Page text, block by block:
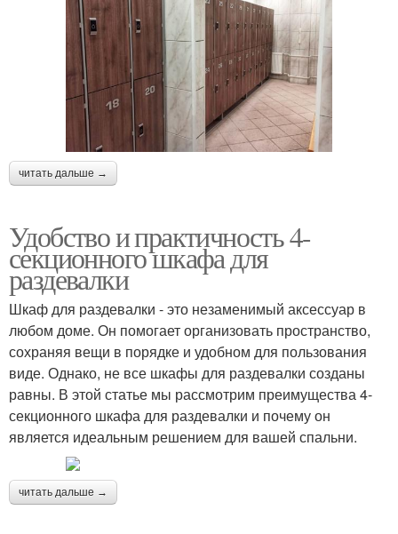
читать дальше →
Удобство и практичность 4-
секционного шкафа для
раздевалки
Шкаф для раздевалки - это незаменимый аксессуар в
любом доме. Он помогает организовать пространство,
сохраняя вещи в порядке и удобном для пользования
виде. Однако, не все шкафы для раздевалки созданы
равны. В этой статье мы рассмотрим преимущества 4-
секционного шкафа для раздевалки и почему он
является идеальным решением для вашей спальни.
читать дальше →